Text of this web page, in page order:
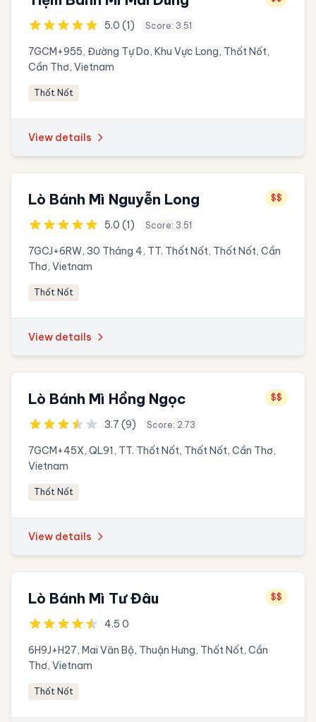
5.0 (1) Score: 3.51
7GCM+955, Đường Tự Do, Khu Vực Long, Thốt Nốt,
Cần Thơ, Vietnam
Thốt Nốt
View details
Lò Bánh Mì Nguyễn Long $$
5.0 (1) Score: 3.51
7GCJ+6RW, 30 Tháng 4, TT. Thốt Nốt, Thốt Nốt, Cần
Thơ, Vietnam
Thốt Nốt
View details
Lò Bánh Mì Hồng Ngọc $$
3.7 (9) Score: 2.73
7GCM+45X, QL91, TT. Thốt Nốt, Thốt Nốt, Cần Thơ,
Vietnam
Thốt Nốt
View details
Lò Bánh Mì Tư Đâu $$
4.5 0
6H9J+H27, Mai Văn Bộ, Thuận Hưng, Thốt Nốt, Cần
Thơ, Vietnam
Thốt Nốt